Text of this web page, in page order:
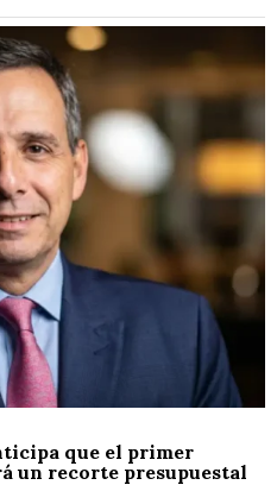
que el primer
un recorte presupuestal